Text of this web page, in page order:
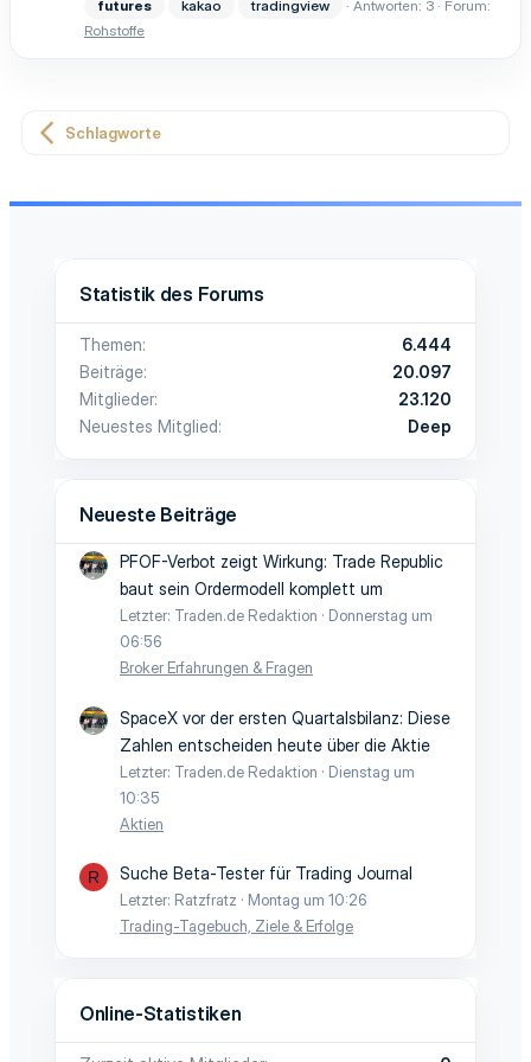
futures kakao tradingview Antworten: 3
Forum:
Rohstoffe
Schlagworte
Statistik des Forums
Themen
6.444
Beiträge
20.097
Mitglieder
23.120
Neuestes Mitglied
Deep
Neueste Beiträge
PFOF-Verbot zeigt Wirkung: Trade Republic
baut sein Ordermodell komplett um
Letzter: Traden.de Redaktion
Donnerstag um
06:56
Broker Erfahrungen & Fragen
SpaceX vor der ersten Quartalsbilanz: Diese
Zahlen entscheiden heute über die Aktie
Letzter: Traden.de Redaktion
Dienstag um
10:35
Aktien
R Suche Beta-Tester für Trading Journal
Letzter: Ratzfratz
Montag um 10:26
Trading-Tagebuch, Ziele & Erfolge
Online-Statistiken